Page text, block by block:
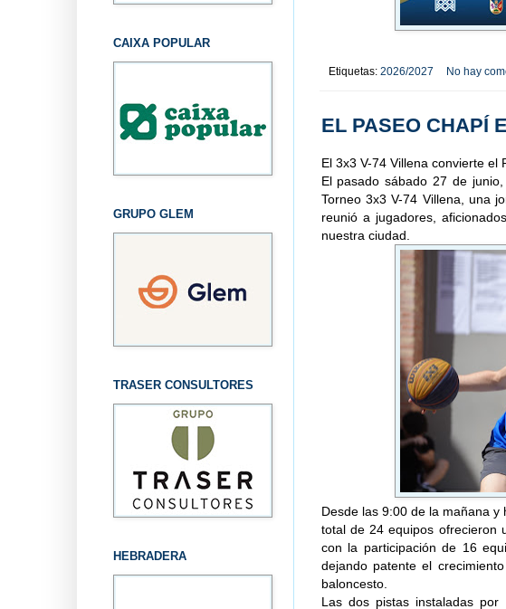
Etiquetas: 2026/2027 No hay
EL PASEO CHAPÍ
El 3x3 V-74 Villena convierte el
El pasado sábado 27 de
Torneo 3x3 V-74 Villena, una
reunió a jugadores,
nuestra ciudad.
Desde las 9:00 de la mañana
total de 24 equipos ofrecieron
con la participación de 16
dejando patente el
baloncesto.
Las dos pistas instaladas
CAIXA POPULAR
GRUPO GLEM
TRASER CONSULTORES
HEBRADERA